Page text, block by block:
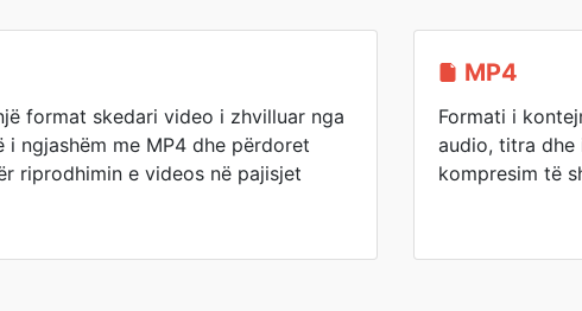
format skedari video i zhvilluar nga
i ngjashëm me MP4 dhe përdoret
riprodhimin e videos në pajisjet
MP4
Formati i
audio, titra dhe
kompresim të